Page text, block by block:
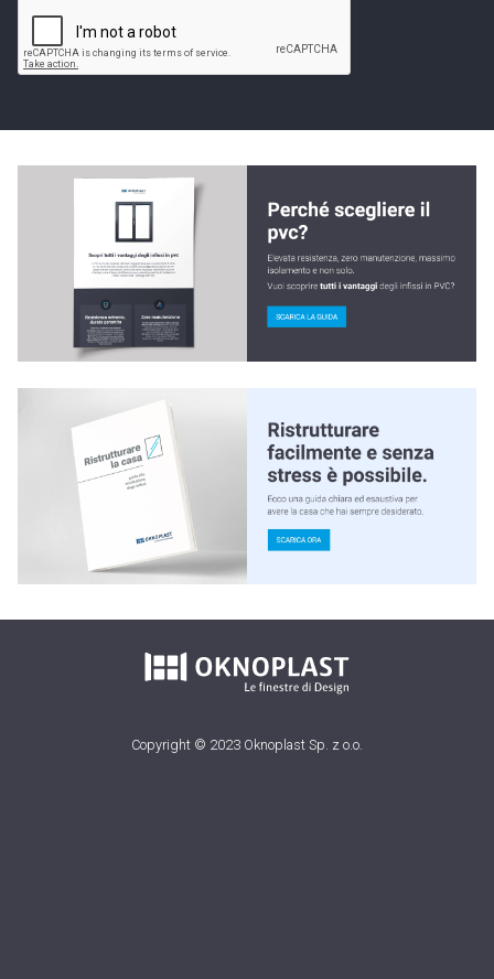
Copyright © 2023 Oknoplast Sp. z o.o.